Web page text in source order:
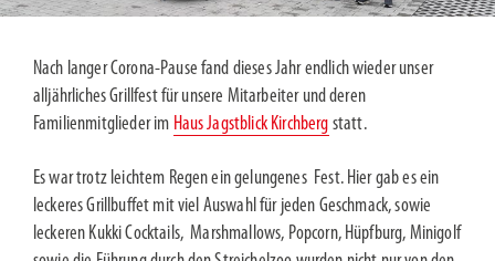
Nach langer Corona-Pause fand dieses Jahr endlich wieder unser
alljährliches Grillfest für unsere Mitarbeiter und deren
Familienmitglieder im Haus Jagstblick Kirchberg statt.
Es war trotz leichtem Regen ein gelungenes Fest. Hier gab es ein
leckeres Grillbuffet mit viel Auswahl für jeden Geschmack, sowie
leckeren Kukki Cocktails, Marshmallows, Popcorn, Hüpfburg, Minigolf